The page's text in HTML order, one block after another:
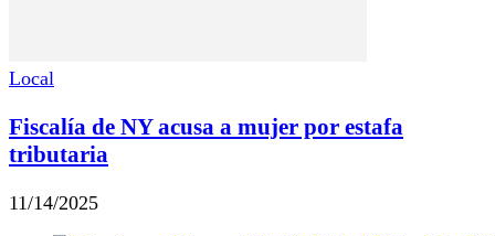
Local
Fiscalía de NY acusa a mujer por estafa
tributaria
11/14/2025